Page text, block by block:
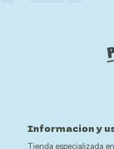
Informacion y
Tienda especializada